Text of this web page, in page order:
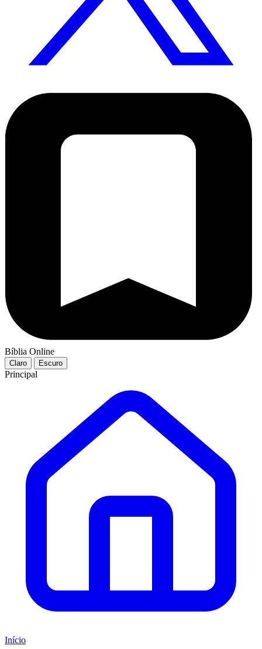
Bíblia Online
Claro Escuro
Principal
Início